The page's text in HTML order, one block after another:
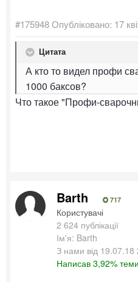
#175948Опубліковано: 17
Цитата
А кто то видел профи
1000 баксов?
Что такое "Профи-
Barth 717
Користувачі
2 624 публікації
Ім'я: Barth
З нами від 19.07.18
Написав 3,92% теми